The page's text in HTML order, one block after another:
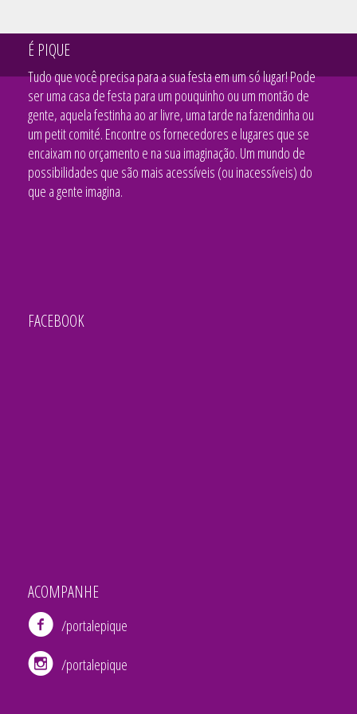
É PIQUE
Tudo que você precisa para a sua festa em um só lugar! Pode
ser uma casa de festa para um pouquinho ou um montão de
gente, aquela festinha ao ar livre, uma tarde na fazendinha ou
um petit comité. Encontre os fornecedores e lugares que se
encaixam no orçamento e na sua imaginação. Um mundo de
possibilidades que são mais acessíveis (ou inacessíveis) do
que a gente imagina.
FACEBOOK
ACOMPANHE
/portalepique
/portalepique